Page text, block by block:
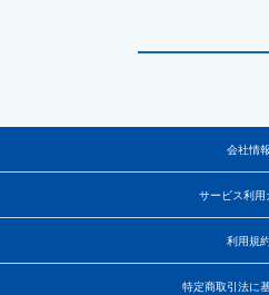
会社情報
サービス利用
利用規
特定商取引法に